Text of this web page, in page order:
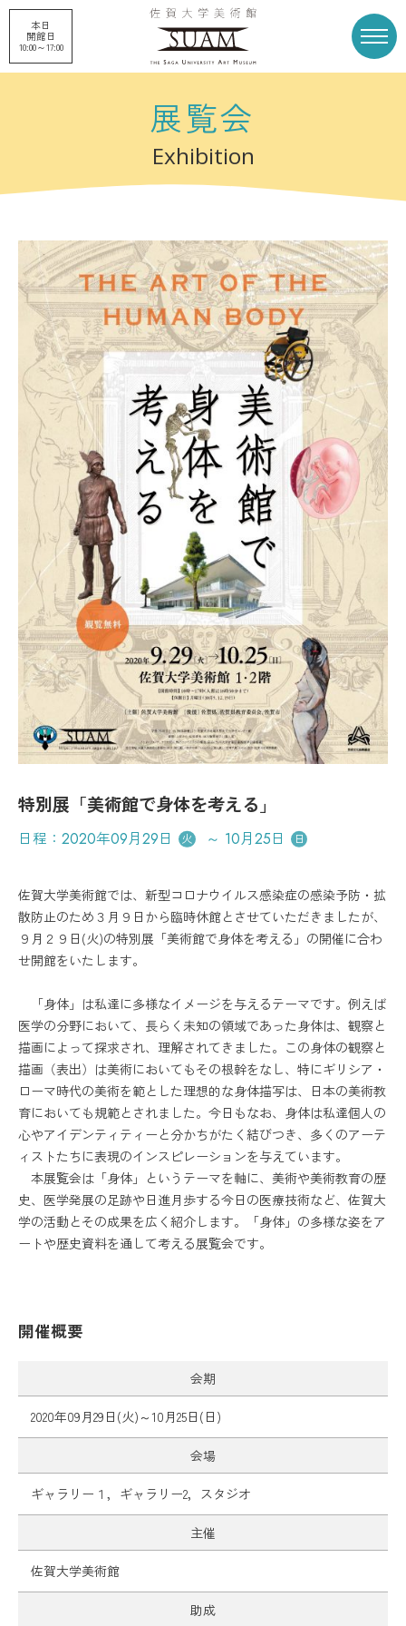
本日
開館日
10:00～17:00
展覧会
申請企画展 プロジェクト
刊行物 収蔵品
美術館概要 美術館募金
お知らせ アクセス
カレンダー お問い合わせ
プレスリリース 各種ダウンロード プライバシーポリシー
展覧会
Exhibition
特別展「美術館で身体を考える」
日程： 2020年09月29日 火 ～ 10月25日 日
佐賀大学美術館では、新型コロナウイルス感染症の感染予防・拡
散防止のため３月９日から臨時休館とさせていただきましたが、
９月２９日(火)の特別展「美術館で身体を考える」の開催に合わ
せ開館をいたします。
「身体」は私達に多様なイメージを与えるテーマです。例えば
医学の分野において、長らく未知の領域であった身体は、観察と
描画によって探求され、理解されてきました。この身体の観察と
描画（表出）は美術においてもその根幹をなし、特にギリシア・
ローマ時代の美術を範とした理想的な身体描写は、日本の美術教
育においても規範とされました。今日もなお、身体は私達個人の
心やアイデンティティーと分かちがたく結びつき、多くのアーテ
ィストたちに表現のインスピレーションを与えています。
本展覧会は「身体」というテーマを軸に、美術や美術教育の歴
史、医学発展の足跡や日進月歩する今日の医療技術など、佐賀大
学の活動とその成果を広く紹介します。「身体」の多様な姿をア
ートや歴史資料を通して考える展覧会です。
開催概要
会期
2020年09月29日(火)～10月25日(日)
会場
ギャラリー１，ギャラリー2，スタジオ
主催
佐賀大学美術館
助成